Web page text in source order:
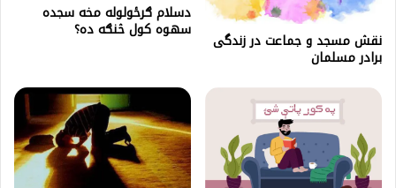
نقش مسجد و جماعت در زندگی
برادر مسلمان
دسلام ګرځولوله مخه سجده
سهوه کول څنګه ده؟